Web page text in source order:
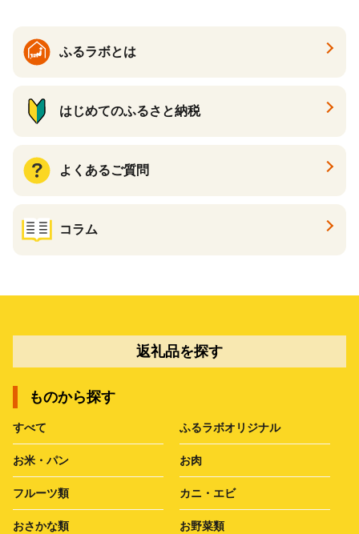
ふるラボとは
はじめてのふるさと納税
よくあるご質問
コラム
返礼品を探す
ものから探す
すべて ふるラボオリジナル
お米・パン お肉
フルーツ類 カニ・エビ
おさかな類 お野菜類